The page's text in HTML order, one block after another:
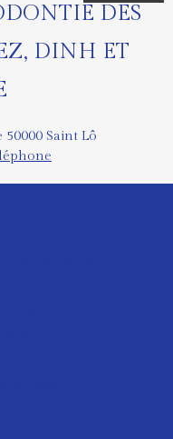
DES
DINH ET
50000 Saint Lô